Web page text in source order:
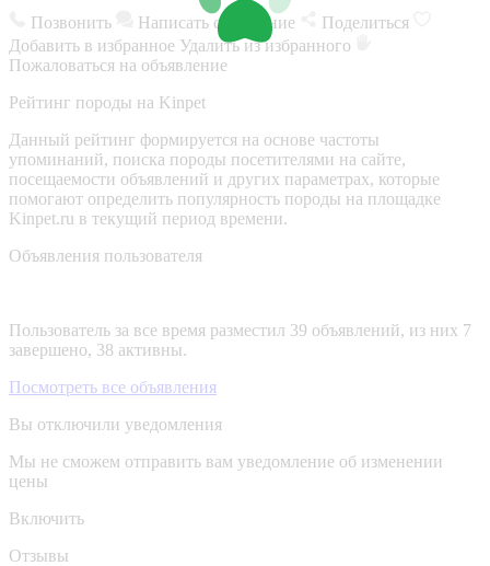
Позвонить Написать сообщение
Поделиться
Добавить в избранное Удалить из избранного
Пожаловаться на объявление
Рейтинг породы на Kinpet
Данный рейтинг формируется на основе частоты
упоминаний, поиска породы посетителями на сайте,
посещаемости объявлений и других параметрах, которые
помогают определить популярность породы на площадке
Kinpet.ru в текущий период времени.
Объявления пользователя
Пользователь за все время разместил 39 объявлений, из них 7
завершено, 38 активны.
Посмотреть все объявления
Вы отключили уведомления
Мы не сможем отправить вам уведомление об изменении
цены
Включить
Отзывы